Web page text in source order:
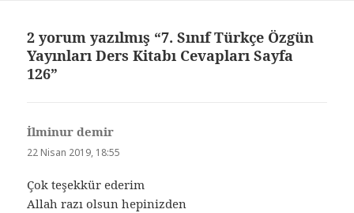
2 yorum yazılmış “7. Sınıf Türkçe Özgün
Yayınları Ders Kitabı Cevapları Sayfa
126”
İlminur demir
ki:
22 Nisan 2019, 18:55
Çok teşekkür ederim
Allah razı olsun hepinizden